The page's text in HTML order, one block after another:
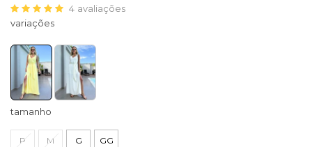
4 avaliações
tamanho
P M G GG